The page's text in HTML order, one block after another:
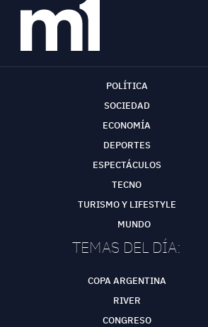
POLÍTICA
SOCIEDAD
ECONOMÍA
DEPORTES
ESPECTÁCULOS
TECNO
TURISMO Y LIFESTYLE
MUNDO
TEMAS DEL DÍA:
COPA ARGENTINA
RIVER
CONGRESO